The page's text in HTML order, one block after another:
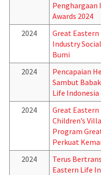
Penghargaan
Awards 2024
2024
Great
Industry
Bumi
2024
Pencapaian
Sambut
Life Indonesia
2024
Great Eastern
Children’s
Program
Perkuat
2024
Terus
Eastern Life